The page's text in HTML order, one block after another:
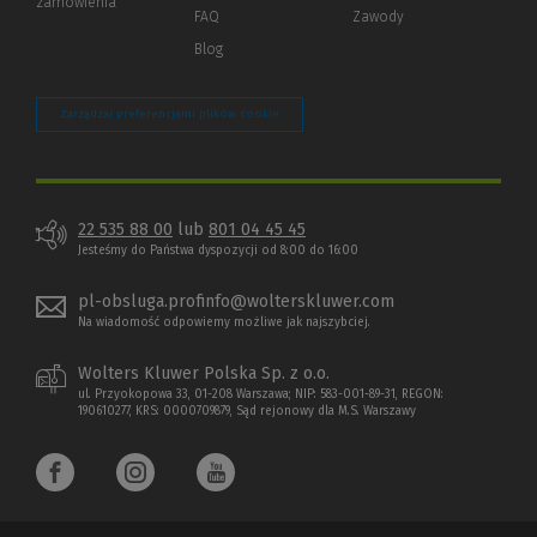
FAQ
Blog
Zawody
Zarządzaj preferencjami plików cookie
22 535 88 00 lub 801 04 45 45
Jesteśmy do Państwa dyspozycji od 8:00 do 16:00
pl-obsluga.profinfo@wolterskluwer.com
Na wiadomość odpowiemy możliwe jak najszybciej.
Wolters Kluwer Polska Sp. z o.o.
ul. Przyokopowa 33, 01-208 Warszawa; NIP: 583-001-89-31, REGON:
190610277, KRS: 0000709879, Sąd rejonowy dla M.S. Warszawy